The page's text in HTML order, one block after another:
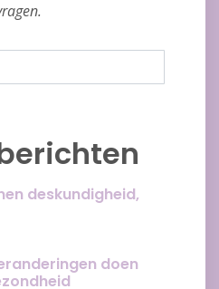
deskundigheid,
doen